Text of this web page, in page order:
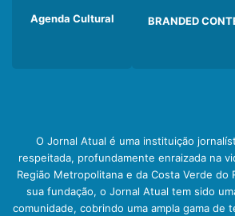
Agenda Cultural BRANDED
O Jornal Atual é uma instituição
respeitada, profundamente enraizada na
Região Metropolitana e da Costa Verde do
sua fundação, o Jornal Atual tem sido
comunidade, cobrindo uma ampla gama de